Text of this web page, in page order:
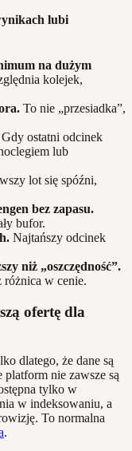
lubi
na dużym
kolejek,
To nie „przesiadka”,
Gdy ostatni odcinek
lub
lot się spóźni,
bez zapasu.
bufor.
Najtańszy odcinek
niż „oszczędność”.
w cenie.
ofertę dla
dlatego, że dane są
platform nie zawsze są
tylko w
w indeksowaniu, a
To normalna
.